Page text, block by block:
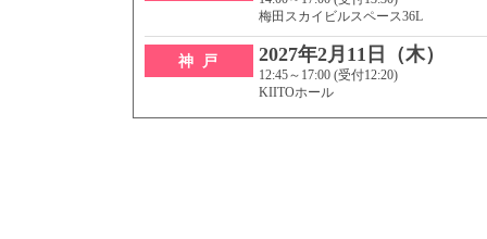
梅田スカイビルスペース36L
神 戸 2027年2月11日（木）
12:45～17:00 (受付12:20)
KIITOホール